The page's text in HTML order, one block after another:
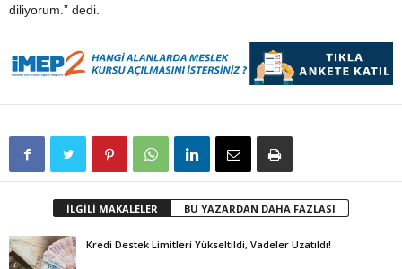
diliyorum.” dedi.
İLGİLİ MAKALELER BU YAZARDAN DAHA FAZLASI
Kredi Destek Limitleri Yükseltildi, Vadeler Uzatıldı!